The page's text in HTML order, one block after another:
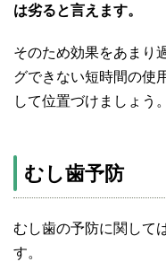
は劣ると言えます。
そのため効果をあまり
グできない短時間の使
して位置づけましょう。
むし歯予防
むし歯の予防に関して
す。